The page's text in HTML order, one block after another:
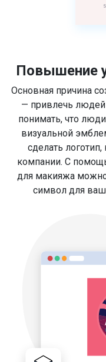
Повышение
Основная причина
— привлечь
понимать, что
визуальной
сделать
компании. С
для макияжа
символ для